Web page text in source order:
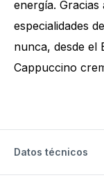
energía.
especialidades
nunca, desde el
Cappuccino
Datos técnicos